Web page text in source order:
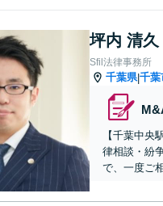
坪内 清久
Sfil法律事務所
千葉県|千葉
【千葉中
律相談・紛
で、一度ご